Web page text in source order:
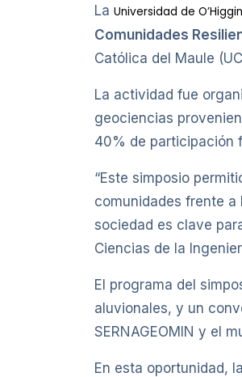
La Universidad de
Comunidades
Católica del Maule
La actividad fue
geociencias
40% de participación
“Este simposio
comunidades frente
sociedad es clave
Ciencias de la
El programa del
aluvionales, y un
SERNAGEOMIN y el
En esta oportunidad,